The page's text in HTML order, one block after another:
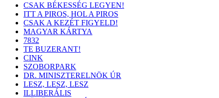
CSAK BÉKESSÉG LEGYEN!
ITT A PIROS, HOL A PIROS
CSAK A KEZÉT FIGYELD!
MAGYAR KÁRTYA
7832
TE BUZERANT!
CINK
SZOBORPARK
DR. MINISZTERELNÖK ÚR
LESZ, LESZ, LESZ
ILLIBERÁLIS